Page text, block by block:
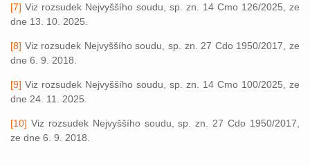
[7] Viz rozsudek Nejvyššího soudu, sp. zn. 14 Cmo 126/2025, ze
dne 13. 10. 2025.
[8] Viz rozsudek Nejvyššího soudu, sp. zn. 27 Cdo 1950/2017, ze
dne 6. 9. 2018.
[9] Viz rozsudek Nejvyššího soudu, sp. zn. 14 Cmo 100/2025, ze
dne 24. 11. 2025.
[10] Viz rozsudek Nejvyššího soudu, sp. zn. 27 Cdo 1950/2017,
ze dne 6. 9. 2018.